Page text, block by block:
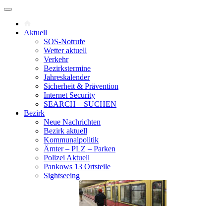
Aktuell
SOS-Notrufe
Wetter aktuell
Verkehr
Bezirkstermine
Jahreskalender
Sicherheit & Prävention
Internet Security
SEARCH – SUCHEN
Bezirk
Neue Nachrichten
Bezirk aktuell
Kommunalpolitik
Ämter – PLZ – Parken
Polizei Aktuell
Pankows 13 Ortsteile
Sightseeing